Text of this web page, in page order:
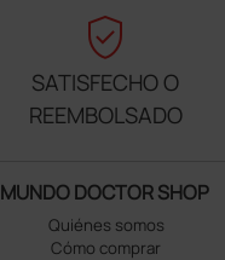
verified_user
SATISFECHO O
REEMBOLSADO
MUNDO DOCTOR SHOP
Quiénes somos
Cómo comprar